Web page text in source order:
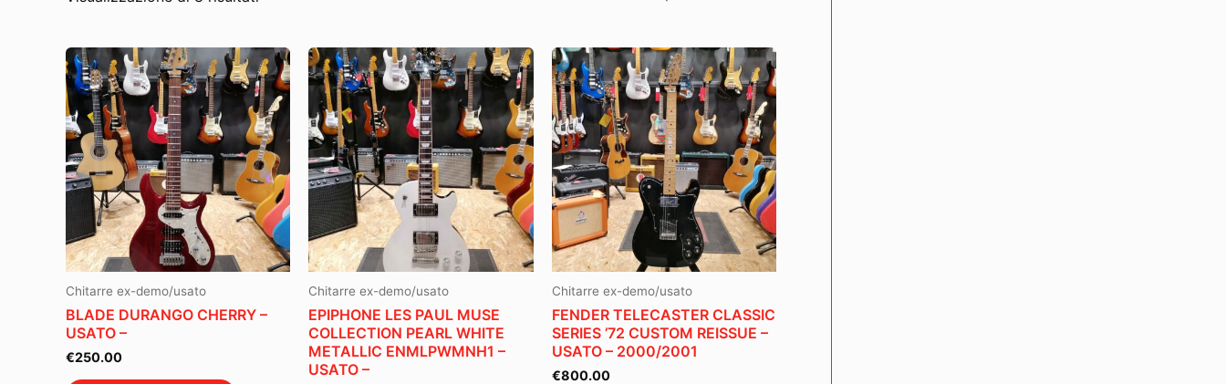
Chitarre ex-demo/usato
BLADE DURANGO CHERRY –
USATO –
€250.00
Chitarre ex-demo/usato
EPIPHONE LES PAUL MUSE
COLLECTION PEARL WHITE
METALLIC ENMLPWMNH1 –
USATO –
Chitarre ex-demo/usato
FENDER TELECASTER CLASSIC
SERIES ’72 CUSTOM REISSUE –
USATO – 2000/2001
€800.00